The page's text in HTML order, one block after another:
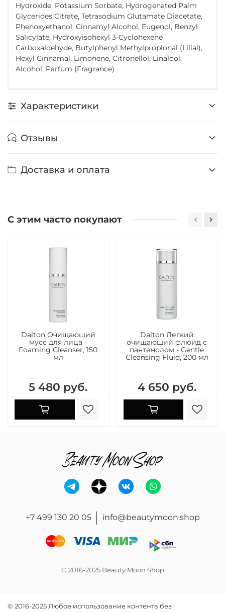
Hydroxide, Potassium Sorbate, Hydrogenated Palm
Glycerides Citrate, Tetrasodium Glutamate Diacetate,
Phenoxyethanol, Cinnamyl Alcohol, Eugenol, Benzyl
Salicylate, Hydroxyisohexyl 3-Cyclohexene
Carboxaldehyde, Butylphenyl Methylpropional (Lilial),
Hexyl Cinnamal, Limonene, Citronellol, Linalool,
Alcohol, Parfum (Fragrance)
Характеристики
Отзывы
Доставка и оплата
С этим часто покупают
Dalton Очищающий
мусс для лица -
Foaming Cleanser, 150
мл
5 480 руб.
Dalton Легкий
очищающий флюид с
пантенолом - Gentle
Cleansing Fluid, 200 мл
4 650 руб.
+7 499 130 20 05 info@beautymoon.shop
© 2016-2025 Beauty Moon Shop
© 2016-2025 Любое использование контента без